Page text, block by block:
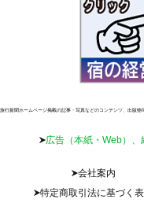
旅行新聞ホームページ掲載の記事・写真などのコンテンツ、出版物
広告（本紙・Web）
会社案内
特定商取引法に基づく